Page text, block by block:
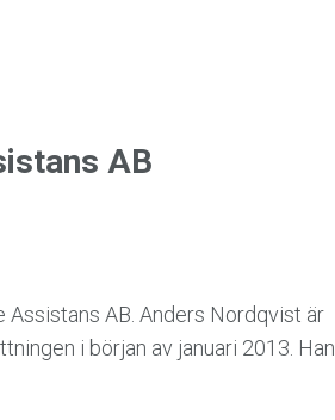
AB
AB. Anders Nordqvist är
i början av januari 2013. Han